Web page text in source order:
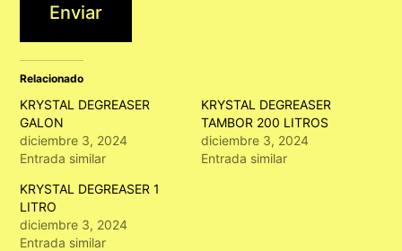
Enviar
Relacionado
KRYSTAL DEGREASER
GALON
diciembre 3, 2024
Entrada similar
KRYSTAL DEGREASER
TAMBOR 200 LITROS
diciembre 3, 2024
Entrada similar
KRYSTAL DEGREASER 1
LITRO
diciembre 3, 2024
Entrada similar